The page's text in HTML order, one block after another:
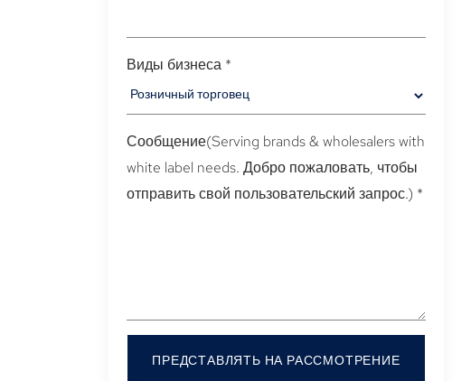
Виды бизнеса *
Сообщение(Serving brands & wholesalers with
white label needs. Добро пожаловать, чтобы
отправить свой пользовательский запрос.) *
ПРЕДСТАВЛЯТЬ НА РАССМОТРЕНИЕ